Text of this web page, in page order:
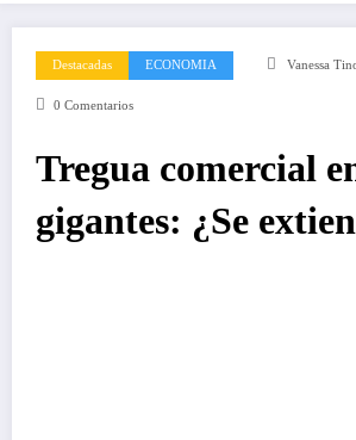
Destacadas ECONOMIA Vanessa
0 Comentarios
Tregua comercial
gigantes: ¿Se